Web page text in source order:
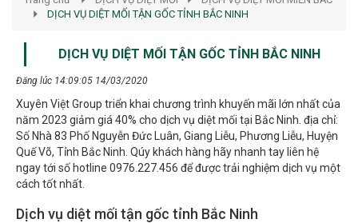
DỊCH VỤ DIỆT MỐI TẬN GỐC TỈNH BẮC NINH
DỊCH VỤ DIỆT MỐI TẬN GỐC TỈNH BẮC NINH
năm 2023 giảm giá 40% cho dịch vụ diệt mối tại Bắc Ninh. địa chỉ:
Số Nhà 83 Phố Nguyễn Đức Luân, Giang Liễu, Phương Liễu, Huyện
Quế Võ, Tỉnh Bắc Ninh. Qúy khách hàng hãy nhanh tay liên hệ
ngay tới số hotline 0976.227.456 để được trải nghiệm dịch vụ một
cách tốt nhất.
Dịch vụ diệt mối tận gốc tỉnh Bắc Ninh